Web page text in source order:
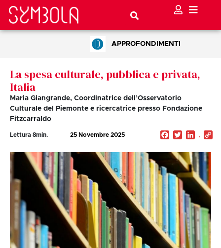
APPROFONDIMENTI
La spesa culturale, pubblica e privata,
Italia
Maria Giangrande, Coordinatrice dell’Osservatorio
Culturale del Piemonte e ricercatrice presso Fondazione
Fitzcarraldo
Lettura 8min. 25 Novembre 2025 Facebook
Twitter